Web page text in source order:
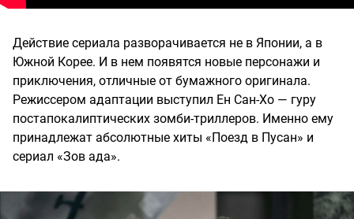
Действие сериала разворачивается не в Японии, а в
Южной Корее. И в нем появятся новые персонажи и
приключения, отличные от бумажного оригинала.
Режиссером адаптации выступил Ен Сан-Хо — гуру
постапокалиптических зомби-триллеров. Именно ему
принадлежат абсолютные хиты «Поезд в Пусан» и
сериал «Зов ада».